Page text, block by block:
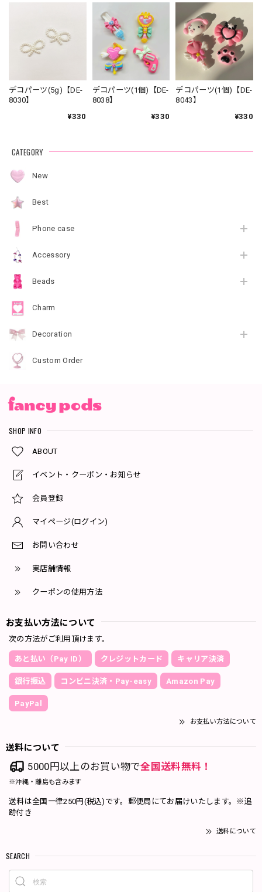
デコパーツ(5g)【DE-
8030】
¥330
デコパーツ(1個)【DE-
8038】
¥330
デコパーツ(1個)【DE-
8043】
¥330
CATEGORY
New
Best
Phone case
Accessory
Beads
Charm
Decoration
Custom Order
SHOP INFO
ABOUT
イベント・クーポン・お知らせ
会員登録
マイページ(ログイン)
お問い合わせ
実店舗情報
クーポンの使用方法
お支払い方法について
次の方法がご利用頂けます。
あと払い（Pay ID） クレジットカード キャリア決済
銀行振込 コンビニ決済・Pay-easy Amazon Pay
PayPal
お支払い方法について
送料について
5000円以上のお買い物で全国送料無料！
※沖縄・離島も含みます
送料は全国一律250円(税込)です。郵便局にてお届けいたします。※追
跡付き
送料について
SEARCH